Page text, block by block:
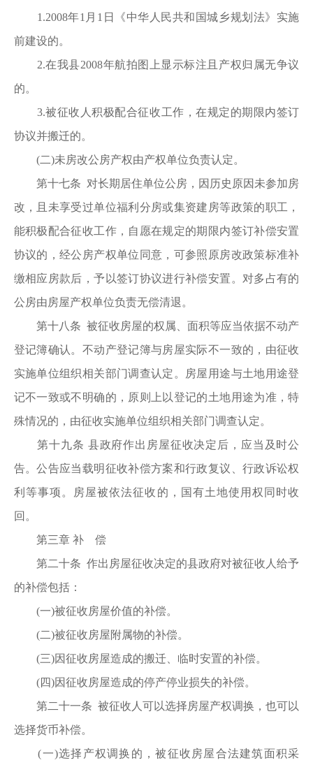
1.2008年1月1日《中华人民共和国城乡规划法》实施
前建设的。
2.在我县2008年航拍图上显示标注且产权归属无争议
的。
3.被征收人积极配合征收工作，在规定的期限内签订
协议并搬迁的。
(二)未房改公房产权由产权单位负责认定。
第十七条 对长期居住单位公房，因历史原因未参加房
改，且未享受过单位福利分房或集资建房等政策的职工，
能积极配合征收工作，自愿在规定的期限内签订补偿安置
协议的，经公房产权单位同意，可参照原房改政策标准补
缴相应房款后，予以签订协议进行补偿安置。对多占有的
公房由房屋产权单位负责无偿清退。
第十八条 被征收房屋的权属、面积等应当依据不动产
登记簿确认。不动产登记簿与房屋实际不一致的，由征收
实施单位组织相关部门调查认定。房屋用途与土地用途登
记不一致或不明确的，原则上以登记的土地用途为准，特
殊情况的，由征收实施单位组织相关部门调查认定。
第十九条 县政府作出房屋征收决定后，应当及时公
告。公告应当载明征收补偿方案和行政复议、行政诉讼权
利等事项。房屋被依法征收的，国有土地使用权同时收
回。
第三章 补 偿
第二十条 作出房屋征收决定的县政府对被征收人给予
的补偿包括：
(一)被征收房屋价值的补偿。
(二)被征收房屋附属物的补偿。
(三)因征收房屋造成的搬迁、临时安置的补偿。
(四)因征收房屋造成的停产停业损失的补偿。
第二十一条 被征收人可以选择房屋产权调换，也可以
选择货币补偿。
(一)选择产权调换的，被征收房屋合法建筑面积采